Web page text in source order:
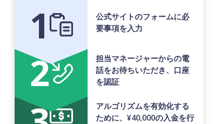
1
公式サイトのフォームに必
要事項を入力
2
担当マネージャーからの電
話をお待ちいただき、口座
を認証
アルゴリズムを有効化する
ために、¥40,000の入金を行